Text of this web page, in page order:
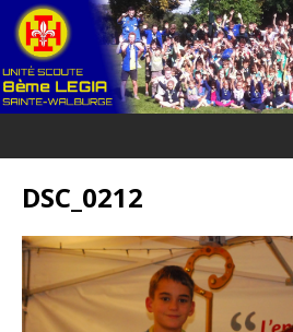
DSC_0212